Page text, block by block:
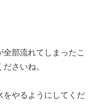
部流れてしまったこ
さいね。
をやるようにしてくだ